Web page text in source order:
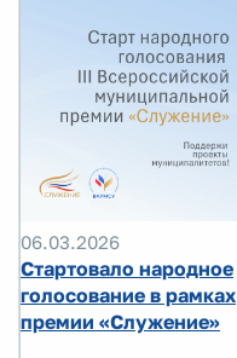
06.03.2026
Стартовало народное
голосование в рамках
премии «Служение»